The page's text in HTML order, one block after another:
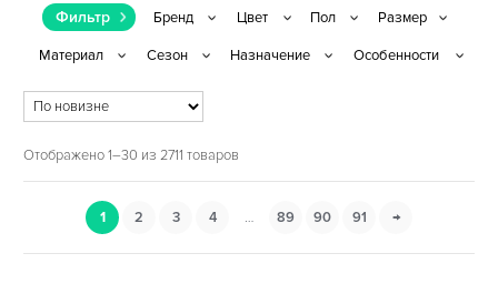
Фильтр
Отображено 1–30 из 2711 товаров
1 2 3 4 … 89 90 91 →